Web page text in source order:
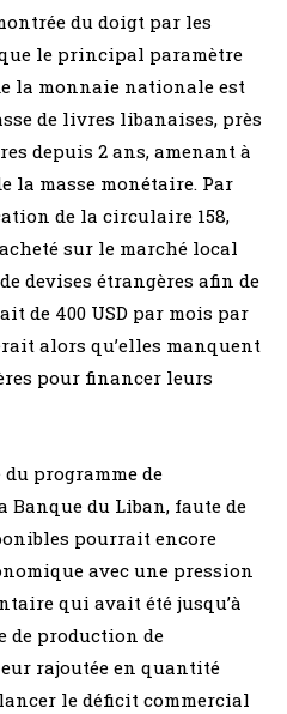
du doigt par les
le principal paramètre
la monnaie nationale est
de livres libanaises, près
depuis 2 ans, amenant à
la masse monétaire. Par
de la circulaire 158,
sur le marché local
devises étrangères afin de
de 400 USD par mois par
alors qu’elles manquent
pour financer leurs
programme de
Banque du Liban, faute de
pourrait encore
avec une pression
qui avait été jusqu’à
de production de
rajoutée en quantité
le déficit commercial